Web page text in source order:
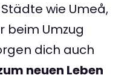
wie Umeå,
beim Umzug
dich auch
neuen Leben